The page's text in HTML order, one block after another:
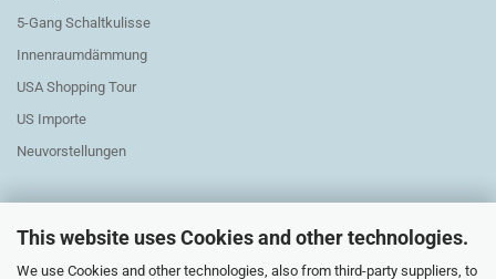
This website uses Cookies and other technologies.
We use Cookies and other technologies, also from third-party suppliers, to
5-Gang Schaltkulisse
Innenraumdämmung
USA Shopping Tour
US Importe
Neuvorstellungen
Exchange Parts Elektric